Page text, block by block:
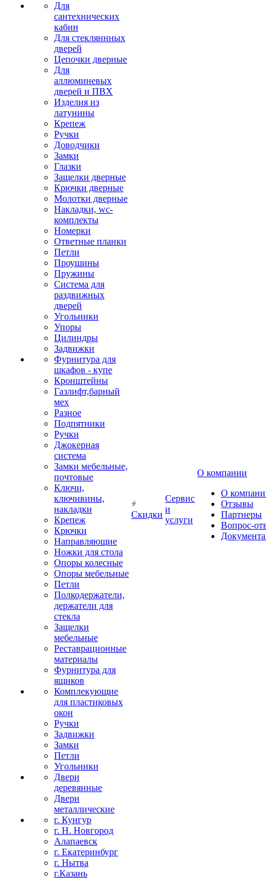
Для
сантехнических
кабин
Для стекляннных
дверей
Цепочки дверные
Для
аллюминевых
дверей и ПВХ
Изделия из
латунины
Крепеж
Ручки
Доводчики
Замки
Глазки
Защелки дверные
Крючки дверные
Молотки дверные
Накладки, wc-
комплекты
Номерки
Ответные планки
Петли
Проушины
Пружины
Система для
раздвижных
дверей
Угольники
Упоры
Цилиндры
Задвижки
Фурнитура для
шкафов - купе
Кронштейны
Газлифт,барный
мех
Разное
Подпятники
Ручки
Джокерная
система
Замки мебельные,
почтовые
Ключи,
ключивины,
накладки
Крепеж
Крючки
Направляющие
Ножки для стола
Опоры колесные
Опоры мебельные
Петли
Полкодержатели,
держатели для
стекла
Защелки
мебельные
Реставрационные
материалы
Фурнитура для
ящиков
Комплекующие
для пластиковых
окон
Ручки
Задвижки
Замки
Петли
Угольники
Двери
деревянные
Двери
металлические
г. Кунгур
г. Н. Новгород
Алапаевск
г. Екатеринбург
г. Нытва
г.Казань
Скидки
Сервис
и
услуги
О компании
О
Отзывы
Партнеры
Вопрос-